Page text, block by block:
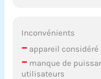
Inconvénients
– appareil
– manque de
utilisateurs